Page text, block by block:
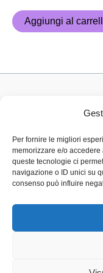
Per fornire le migliori
memorizzare e/o
queste tecnologie ci
navigazione o ID unici su
consenso può influire
Aggiungi al
Area
Area